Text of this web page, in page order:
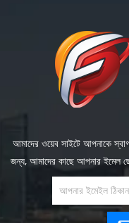
আমাদের ওয়েব সাইটে আপনাকে
জন্য, আমাদের কাছে আপনার ইমেল